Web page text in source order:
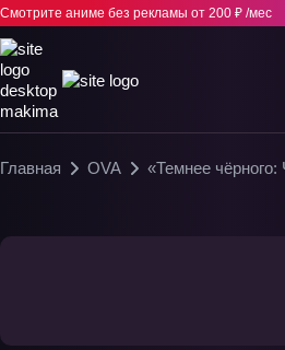
Смотрите аниме без рекламы от 200 ₽ /мес
Главная OVA «Темнее